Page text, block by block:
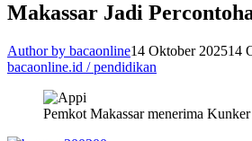
Makassar Jadi
Author by bacaonline14 Oktober 202514
bacaonline.id / pendidikan
Pemkot Makassar menerima